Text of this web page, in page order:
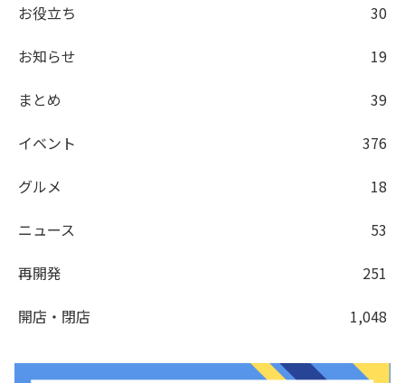
お役立ち
30
お知らせ
19
まとめ
39
イベント
376
グルメ
18
ニュース
53
再開発
251
開店・閉店
1,048